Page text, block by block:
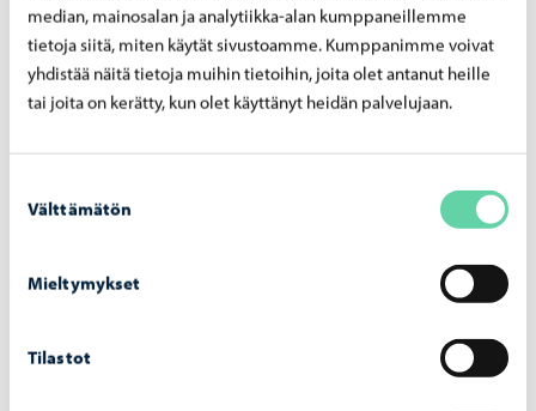
median, mainosalan ja analytiikka-alan kumppaneillemme
tietoja siitä, miten käytät sivustoamme. Kumppanimme voivat
yhdistää näitä tietoja muihin tietoihin, joita olet antanut heille
tai joita on kerätty, kun olet käyttänyt heidän palvelujaan.
valinta
Välttämätön
Mieltymykset
Tilastot
Liknande nyheter
Tingsgårdsvägens och Prostvägens